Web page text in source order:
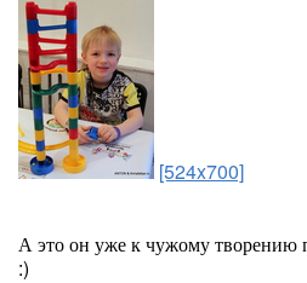
[524x700]
А это он уже к чужому творению
:)